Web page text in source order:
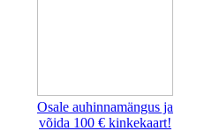
Osale auhinnamängus ja
võida 100 € kinkekaart!